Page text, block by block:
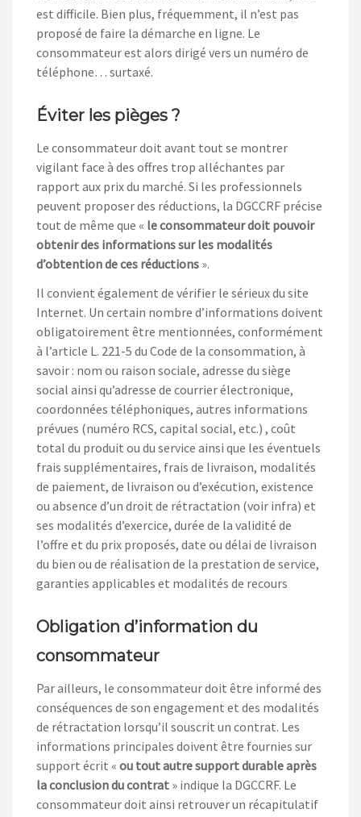
est difficile. Bien plus, fréquemment, il n’est pas
proposé de faire la démarche en ligne. Le
consommateur est alors dirigé vers un numéro de
téléphone… surtaxé.
Éviter les pièges ?
Le consommateur doit avant tout se montrer
vigilant face à des offres trop alléchantes par
rapport aux prix du marché. Si les professionnels
peuvent proposer des réductions, la DGCCRF précise
tout de même que « le consommateur doit pouvoir
obtenir des informations sur les modalités
d’obtention de ces réductions ».
Il convient également de vérifier le sérieux du site
Internet. Un certain nombre d’informations doivent
obligatoirement être mentionnées, conformément
à l’article L. 221-5 du Code de la consommation, à
savoir : nom ou raison sociale, adresse du siège
social ainsi qu’adresse de courrier électronique,
coordonnées téléphoniques, autres informations
prévues (numéro RCS, capital social, etc.) , coût
total du produit ou du service ainsi que les éventuels
frais supplémentaires, frais de livraison, modalités
de paiement, de livraison ou d’exécution, existence
ou absence d’un droit de rétractation (voir infra) et
ses modalités d’exercice, durée de la validité de
l’offre et du prix proposés, date ou délai de livraison
du bien ou de réalisation de la prestation de service,
garanties applicables et modalités de recours
Obligation d’information du
consommateur
Par ailleurs, le consommateur doit être informé des
conséquences de son engagement et des modalités
de rétractation lorsqu’il souscrit un contrat. Les
informations principales doivent être fournies sur
support écrit « ou tout autre support durable après
la conclusion du contrat » indique la DGCCRF. Le
consommateur doit ainsi retrouver un récapitulatif